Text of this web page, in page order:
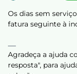
Os dias sem
fatura seguinte à
Agradeça a ajuda
resposta", para